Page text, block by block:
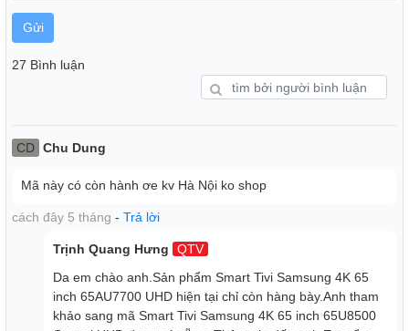
thật nhất.
Hoàn Hảo Trong Từng Khung Hình Sáng Và Tối
Công Nghệ HDR- Cải thiện độ sáng TV vượt trội với công
Gửi
27 Bình luận
CD Chu Dung
Mã này có còn hành ơe kv Hà Nội ko shop
cách đây 5 tháng - Trả lời
Trịnh Quang Hưng
QTV
Da em chào anh.Sản phẩm Smart Tivi Samsung 4K 65
inch 65AU7700 UHD hiện tại chỉ còn hàng bày.Anh tham
khảo sang mã Smart Tivi Samsung 4K 65 inch 65U8500